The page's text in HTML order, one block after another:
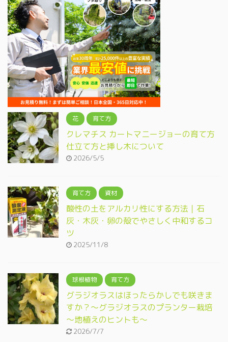
花 育て方
クレマチス カートマニージョーの育て方
仕立て方と挿し木について
2026/5/5
育て方 資材
酸性の土をアルカリ性にする方法｜石
灰・木灰・卵の殻でやさしく中和するコ
ツ
2025/11/8
球根植物 育て方
グラジオラスはほったらかしでも咲きま
すか？～グラジオラスのプランター栽培
～地植えのヒントも～
2026/7/7